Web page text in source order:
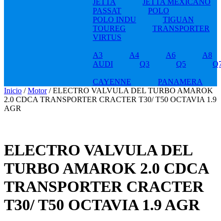
JETTA
JETTA MEXICANO
PASSAT
POLO
POLO INDU
TIGUAN
TOUREG
TRANSPORTER
VIRTUS
A3 A4 A6
A8
AUDI
Q3 Q5
CAYENNE
PANAMERA
Inicio /Motor/ ELECTRO VALVULA DEL TURBO AMAROK
2.0 CDCA TRANSPORTER CRACTER T30/ T50 OCTAVIA 1.9
AGR
ELECTRO VALVULA DEL
TURBO AMAROK 2.0 CDCA
TRANSPORTER CRACTER
T30/ T50 OCTAVIA 1.9 AGR